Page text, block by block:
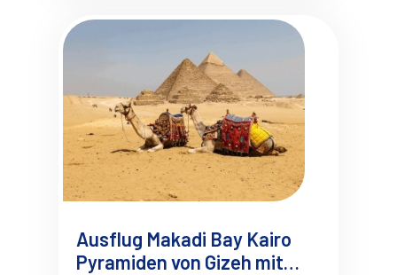
Ausflug Makadi Bay Kairo
Pyramiden von Gizeh mit